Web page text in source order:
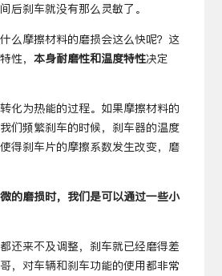
后刹车就没有那么灵敏了。
么摩擦材料的磨损会这么快呢？这
性， 本身耐磨性和温度特性决定
化为热能的过程。如果摩擦材料的
们频繁刹车的时候，刹车器的温度
得刹车片的摩擦系数发生改变，磨
的磨损时，我们是可以通过一些小
还来不及调整，刹车就已经磨得差
，对车辆和刹车功能的使用都非常